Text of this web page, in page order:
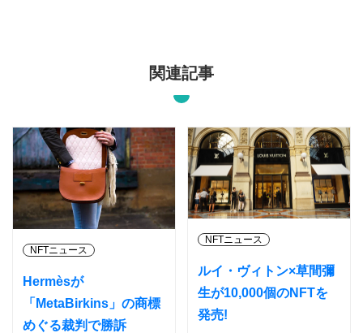
関連記事
NFTニュース
Hermèsが
「MetaBirkins」の商標
めぐる裁判で勝訴
NFTニュース
ルイ・ヴィトン×草間彌
生が10,000個のNFTを
発売!